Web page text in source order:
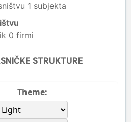
1 subjekta
0 firmi
STRUKTURE
Theme: